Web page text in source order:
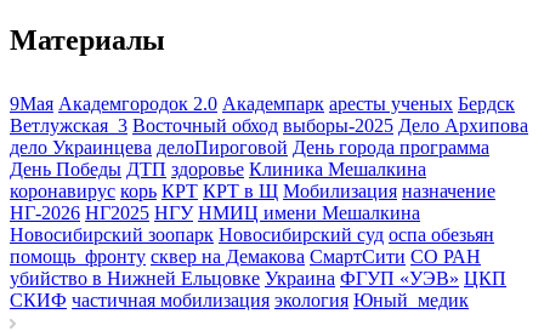
Материалы
9Мая Академгородок 2.0 Академпарк аресты ученых Бердск
Ветлужская_3 Восточный обход выборы-2025 Дело Архипова
дело Украинцева делоПироговой День города программа
День Победы ДТП здоровье Клиника Мешалкина
коронавирус корь КРТ КРТ в Щ Мобилизация назначение
НГ-2026 НГ2025 НГУ НМИЦ имени Мешалкина
Новосибирский зоопарк Новосибирский суд оспа обезьян
помощь_фронту сквер на Демакова СмартСити СО РАН
убийство в Нижней Ельцовке Украина ФГУП «УЭВ» ЦКП
СКИФ частичная мобилизация экология Юный_медик